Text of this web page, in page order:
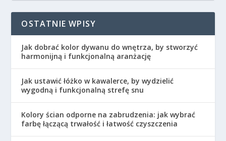
OSTATNIE WPISY
Jak dobrać kolor dywanu do wnętrza, by stworzyć
harmonijną i funkcjonalną aranżację
Jak ustawić łóżko w kawalerce, by wydzielić
wygodną i funkcjonalną strefę snu
Kolory ścian odporne na zabrudzenia: jak wybrać
farbę łączącą trwałość i łatwość czyszczenia